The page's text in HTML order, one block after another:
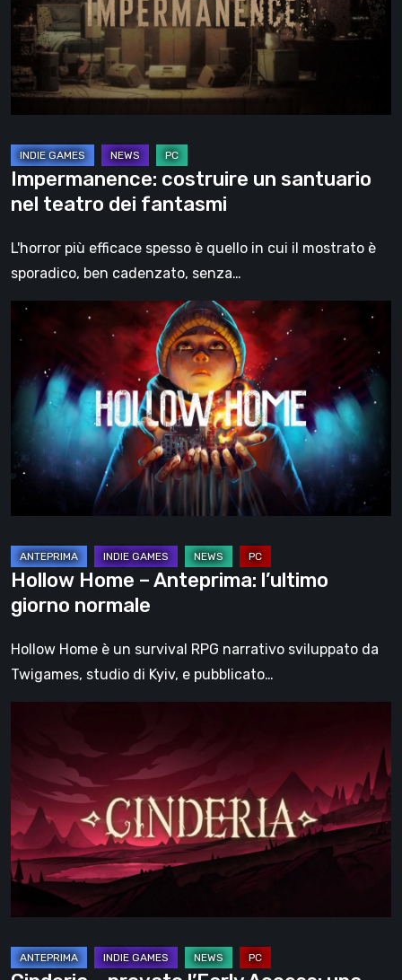
nel
teatro
dei
fantasmi
Impermanence: costruire un santuario
nel teatro dei fantasmi
L'horror più efficace spesso è quello in cui il mostrato è
sporadico, ben cadenzato, senza…
Hollow
Home
Anteprima:
l’ultimo
giorno
normale
Hollow Home – Anteprima: l’ultimo
giorno normale
Hollow Home è un survival RPG narrativo sviluppato da
Twigames, studio di Kyiv, e pubblicato…
provato
l’Early
Access:
una
fiaba
oscura